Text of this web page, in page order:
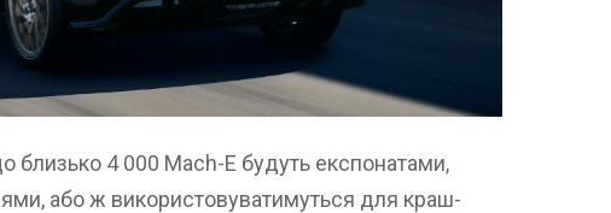
близько 4 000 Mach-E будуть експонатами,
або ж використовуватимуться для краш-